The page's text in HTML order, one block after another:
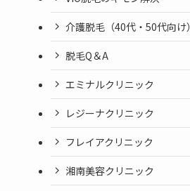
介護脱毛（40代・50代向け）
脱毛Q＆A
エミナルクリニック
レジーナクリニック
フレイアクリニック
湘南美容クリニック